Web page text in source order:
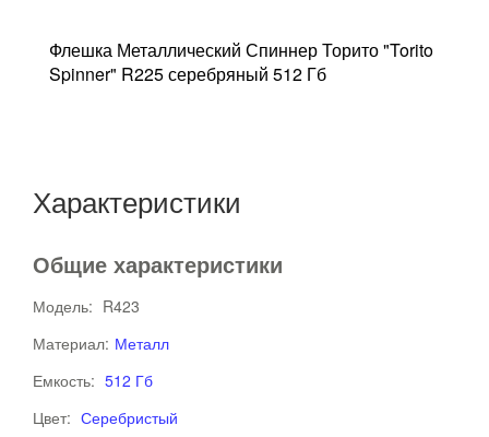
Флешка Металлический Спиннер Торито "Torito
Spinner" R225 серебряный 512 Гб
Характеристики
Общие характеристики
Модель: R423
Материал: Металл
Емкость: 512 Гб
Цвет: Серебристый